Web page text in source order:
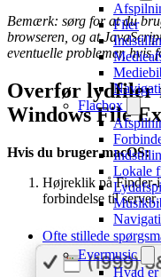
Filer
Flacbox
Lokale
Ofte stillede
Evermusic
Hvad
Bemærk: sørg for at du
browseren, og at
eventuelle problemer, hvis
Overfør lydfiler
Windows File
Hvis du bruger macOS:
Højreklik på Finder-
forbindelse til